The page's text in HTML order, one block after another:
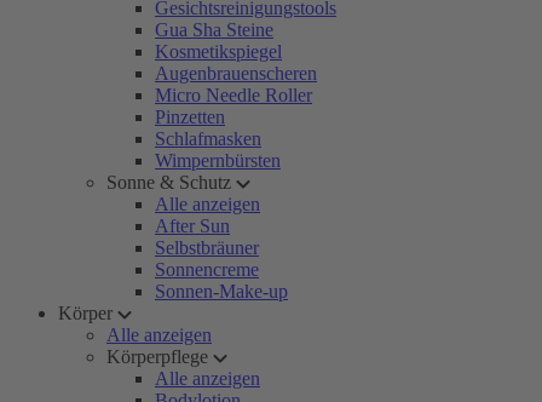
Gesichtsreinigungstools
Gua Sha Steine
Kosmetikspiegel
Augenbrauenscheren
Micro Needle Roller
Pinzetten
Schlafmasken
Wimpernbürsten
Sonne & Schutz
Alle anzeigen
After Sun
Selbstbräuner
Sonnencreme
Sonnen-Make-up
Körper
Alle anzeigen
Körperpflege
Alle anzeigen